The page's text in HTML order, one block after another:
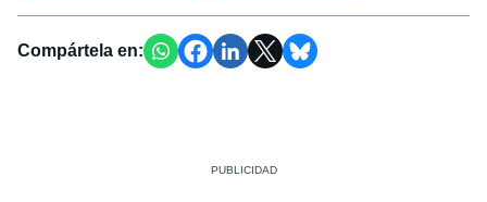
Compártela en: